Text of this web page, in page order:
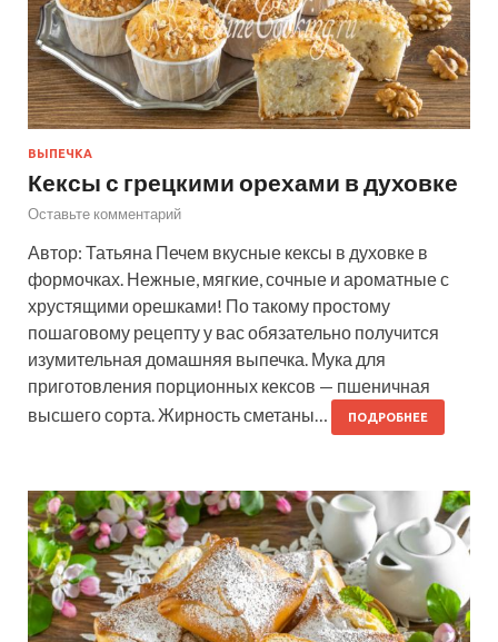
ВЫПЕЧКА
Кексы с грецкими орехами в духовке
Оставьте комментарий
Автор: Татьяна Печем вкусные кексы в духовке в
формочках. Нежные, мягкие, сочные и ароматные с
хрустящими орешками! По такому простому
пошаговому рецепту у вас обязательно получится
изумительная домашняя выпечка. Мука для
приготовления порционных кексов — пшеничная
высшего сорта. Жирность сметаны…
ПОДРОБНЕЕ